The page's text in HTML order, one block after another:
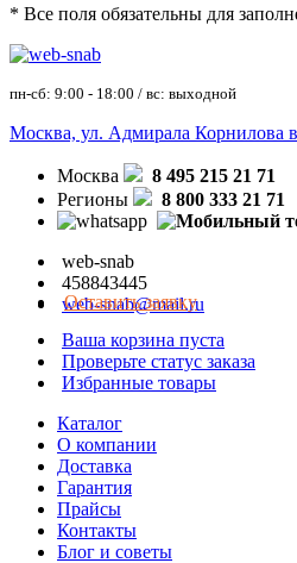
* Все поля обязательны для
пн-сб: 9:00 - 18:00 / вс: выходной
Москва, ул. Адмирала Корнилова
Москва
8 495 215 21 71
Регионы
8 800 333 21 71
web-snab
458843445
web-snab@mail.ru
Оставить заявку
Ваша корзина пуста
Проверьте статус заказа
Избранные товары
Каталог
О компании
Доставка
Гарантия
Прайсы
Контакты
Блог и советы